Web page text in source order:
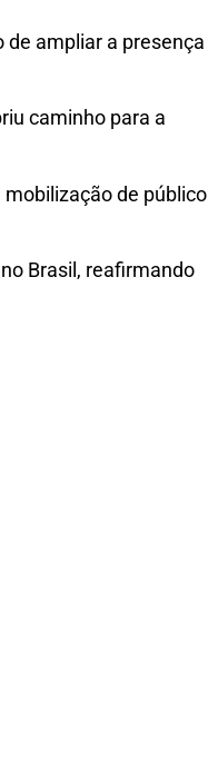
de ampliar a presença
caminho para a
de público
Brasil, reafirmando